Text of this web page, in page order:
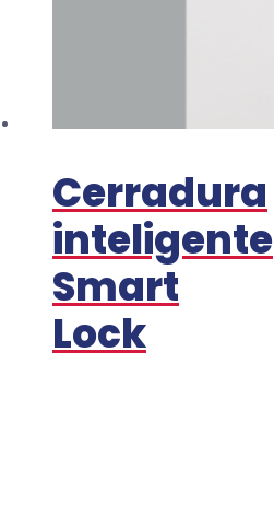
Cerradura
inteligente
Smart
Lock